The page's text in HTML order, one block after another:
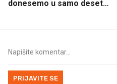
donesemo u samo deset
PRIJAVITE SE